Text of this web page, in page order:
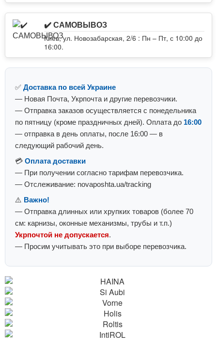
✔️ САМОВЫВОЗ
Киев, ул. Новозабарская, 2/6 : Пн – Пт, с 10:00 до
16:00.
✅ Доставка по всей Украине
— Новая Почта, Укрпочта и другие перевозчики.
— Отправка заказов осуществляется с понедельника
по пятницу (кроме праздничных дней). Оплата до 16:00
— отправка в день оплаты, после 16:00 — в
следующий рабочий день.
💳 Оплата доставки
— При получении согласно тарифам перевозчика.
— Отслеживание: novaposhta.ua/tracking
⚠️ Важно!
— Отправка длинных или хрупких товаров (более 70
см: карнизы, оконные механизмы, трубы и т.п.)
Укрпочтой не допускается.
— Просим учитывать это при выборе перевозчика.